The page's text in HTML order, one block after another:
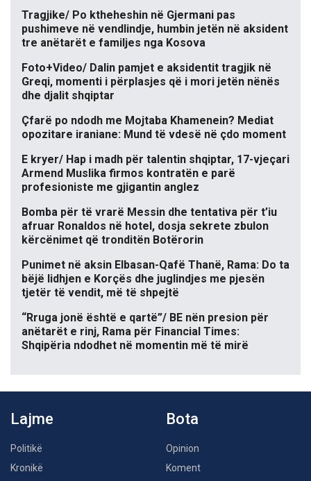
Tragjike/ Po ktheheshin në Gjermani pas
pushimeve në vendlindje, humbin jetën në aksident
tre anëtarët e familjes nga Kosova
Foto+Video/ Dalin pamjet e aksidentit tragjik në
Greqi, momenti i përplasjes që i mori jetën nënës
dhe djalit shqiptar
Çfarë po ndodh me Mojtaba Khamenein? Mediat
opozitare iraniane: Mund të vdesë në çdo moment
E kryer/ Hap i madh për talentin shqiptar, 17-vjeçari
Armend Muslika firmos kontratën e parë
profesioniste me gjigantin anglez
Bomba për të vrarë Messin dhe tentativa për t’iu
afruar Ronaldos në hotel, dosja sekrete zbulon
kërcënimet që tronditën Botërorin
Punimet në aksin Elbasan-Qafë Thanë, Rama: Do ta
bëjë lidhjen e Korçës dhe juglindjes me pjesën
tjetër të vendit, më të shpejtë
“Rruga jonë është e qartë”/ BE nën presion për
anëtarët e rinj, Rama për Financial Times:
Shqipëria ndodhet në momentin më të mirë
Lajme
Politikë
Kronikë
Bota
Opinion
Koment